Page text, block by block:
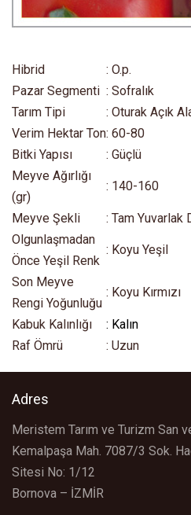
Hibrid
: O.p.
Pazar Segmenti : Sofralık
Tarım Tipi
: Oturak Açık
Verim Hektar Ton: 60-80
Bitki Yapısı
: Güçlü
Meyve Ağırlığı
(gr)
: 140-160
Meyve Şekli
: Tam Yuvarlak
Olgunlaşmadan
Önce Yeşil Renk
: Koyu Yeşil
Son Meyve
Rengi Yoğunluğu
: Koyu Kırmızı
Kabuk Kalınlığı
: Kalın
Raf Ömrü
: Uzun
Adres
Meristem Tarım ve Turizm San
Kemalpaşa Mah. 7087/3 Sok.
Sitesi No: 1/12
Bornova – İZMİR